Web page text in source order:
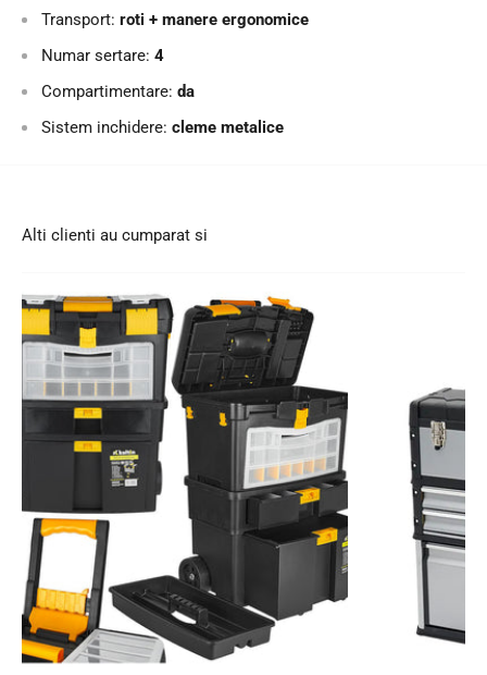
Transport: roti + manere ergonomice
Numar sertare: 4
Compartimentare: da
Sistem inchidere: cleme metalice
Alti clienti au cumparat si